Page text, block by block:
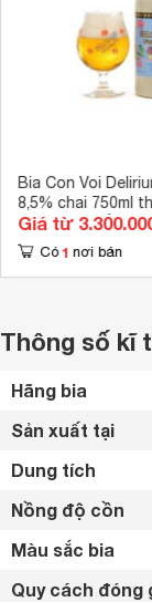
Bia Con Voi
8,5% chai 750ml
(Bỉ) nhập khẩu
Giá từ
Có 1 nơi bán
Thông số kĩ
Hãng bia
Sản xuất tại
Dung tích
Nồng độ cồn
Màu sắc bia
Quy cách đóng